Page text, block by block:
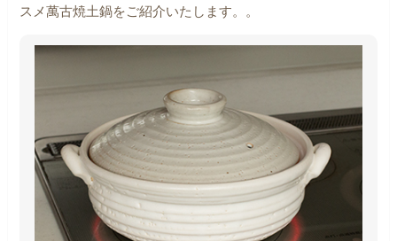
スメ萬古焼土鍋をご紹介いたします。。